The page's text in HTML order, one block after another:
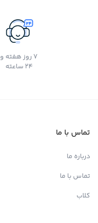
7 روز هفته و
24 ساعته
تماس با ما
درباره ما
تماس با ما
کلاب